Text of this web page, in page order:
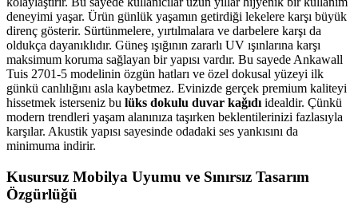
deneyimi yaşar. Ürün günlük yaşamın getirdiği lekelere karşı büyük
direnç gösterir. Sürtünmelere, yırtılmalara ve darbelere karşı da
oldukça dayanıklıdır. Güneş ışığının zararlı UV ışınlarına karşı
maksimum koruma sağlayan bir yapısı vardır. Bu sayede Ankawall
Tuis 2701-5 modelinin özgün hatları ve özel dokusal yüzeyi ilk
günkü canlılığını asla kaybetmez. Evinizde gerçek premium kaliteyi
hissetmek isterseniz bu lüks dokulu duvar kağıdı idealdir. Çünkü
modern trendleri yaşam alanınıza taşırken beklentilerinizi fazlasıyla
karşılar. Akustik yapısı sayesinde odadaki ses yankısını da
minimuma indirir.
Kusursuz Mobilya Uyumu ve Sınırsız Tasarım
Özgürlüğü